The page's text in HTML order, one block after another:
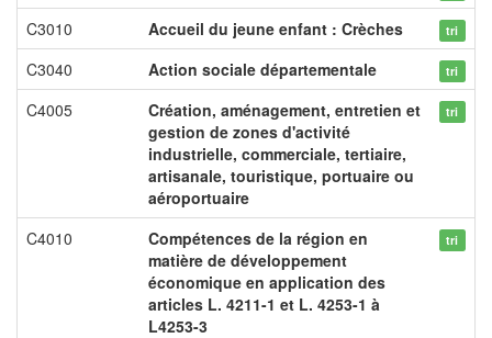
C3010 Accueil du jeune enfant : Crèches tri
C3040 Action sociale départementale tri
C4005
Création, aménagement, entretien et
gestion de zones d'activité
industrielle, commerciale, tertiaire,
artisanale, touristique, portuaire ou
aéroportuaire
tri
C4010
Compétences de la région en
matière de développement
économique en application des
articles L. 4211-1 et L. 4253-1 à
L4253-3
tri